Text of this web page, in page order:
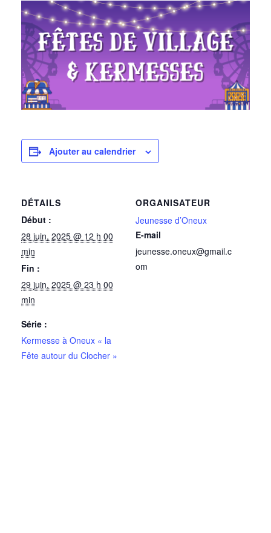
Ajouter au calendrier
DÉTAILS
Début :
28 juin, 2025 @ 12 h 00
min
Fin :
29 juin, 2025 @ 23 h 00
min
Série :
Kermesse à Oneux « la
Fête autour du Clocher »
ORGANISATEUR
Jeunesse d’Oneux
E-mail
jeunesse.oneux@gmail.c
om